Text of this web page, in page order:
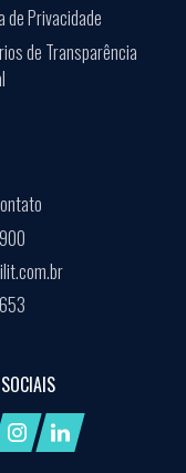
de Privacidade
de Transparência